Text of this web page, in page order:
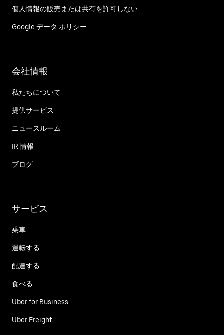
個人情報の販売または共有を許可しない
Google データ ポリシー
会社情報
私たちについて
提供サービス
ニュースルーム
IR 情報
ブログ
サービス
乗車
運転する
配達する
食べる
Uber for Business
Uber Freight